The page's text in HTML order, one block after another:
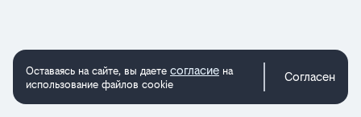
Оставаясь на сайте, вы даете согласие на
использование файлов cookie
Согласен